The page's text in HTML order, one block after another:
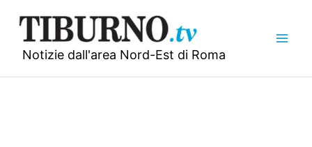
contenuto
Notizie dall'area Nord-Est di Roma